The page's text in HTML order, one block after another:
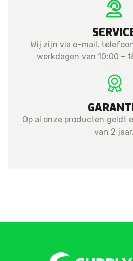
Wij zijn via e-mail,
werkdagen van 10:00 –
Op al onze producten geldt
van 2 jaar.